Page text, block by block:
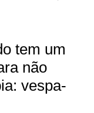
tem um
não
vespa-